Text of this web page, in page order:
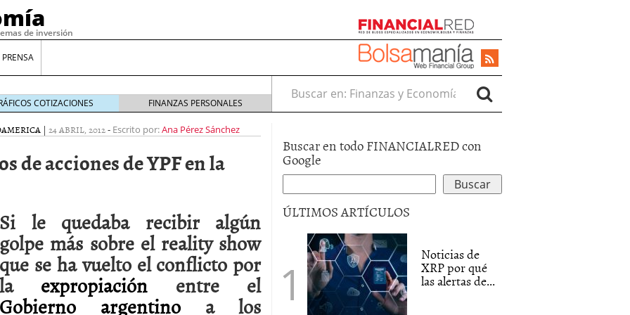
de inversión
¿Por qué el Préstamo Promotor privado
12 de diciembre de 2025
aprovechar esta opción para gestionar tus
de 2025
es una decisión financiera: cómo anticiparte
COTIZACIONES FINANZAS PERSONALES
Buscar en:
| 24 ABRIL, 2012- Escrito por:Ana Pérez Sánchez
de acciones de YPF en la
Si le quedaba recibir algún
golpe más sobre el reality show
que se ha vuelto el conflicto por
la expropiación entre el
Gobierno argentino a los
Buscar en todo FINANCIALRED con
Google
ÚLTIMOS ARTÍCULOS
Noticias de
XRP por qué
las alertas de...